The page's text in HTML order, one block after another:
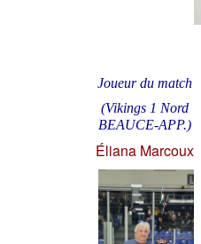
Joueur du match
(Vikings 1 Nord
BEAUCE-APP.)
Éliana Marcoux